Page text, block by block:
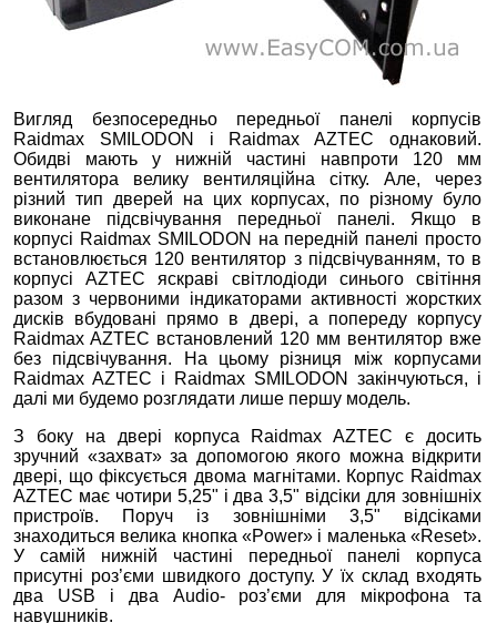
Вигляд безпосередньо передньої панелі корпусів
Raidmax SMILODON і Raidmax AZTEC однаковий.
Обидві мають у нижній частині навпроти 120 мм
вентилятора велику вентиляційна сітку. Але, через
різний тип дверей на цих корпусах, по різному було
виконане підсвічування передньої панелі. Якщо в
корпусі Raidmax SMILODON на передній панелі просто
встановлюється 120 вентилятор з підсвічуванням, то в
корпусі AZTEC яскраві світлодіоди синього світіння
разом з червоними індикаторами активності жорстких
дисків вбудовані прямо в двері, а попереду корпусу
Raidmax AZTEC встановлений 120 мм вентилятор вже
без підсвічування. На цьому різниця між корпусами
Raidmax AZTEC і Raidmax SMILODON закінчуються, і
далі ми будемо розглядати лише першу модель.
З боку на двері корпуса Raidmax AZTEC є досить
зручний «захват» за допомогою якого можна відкрити
двері, що фіксується двома магнітами. Корпус Raidmax
AZTEC має чотири 5,25" і два 3,5" відсіки для зовнішніх
пристроїв. Поруч із зовнішніми 3,5" відсіками
знаходиться велика кнопка «Power» і маленька «Reset».
У самій нижній частині передньої панелі корпуса
присутні роз’єми швидкого доступу. У їх склад входять
два USB і два Audio- роз’єми для мікрофона та
навушників.